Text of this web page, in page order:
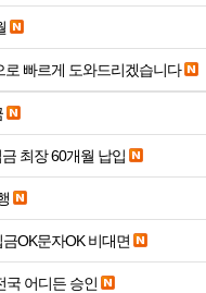
빠르게 도와드리겠습니다
최장 60개월 납입
OK문자OK 비대면
국 어디든 승인